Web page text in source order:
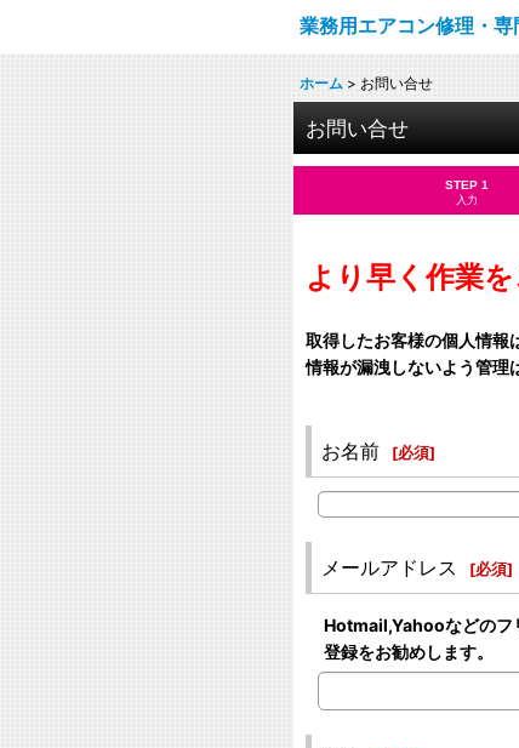
業務用エアコン修理・専
ホーム > お問い合せ
お問い合せ
STEP 1
入力
より早く作業
取得したお客様の個人情報
情報が漏洩しないよう管理
お名前 [必須]
メールアドレス [必須]
Hotmail,Yahooなどのフ
登録をお勧めします。